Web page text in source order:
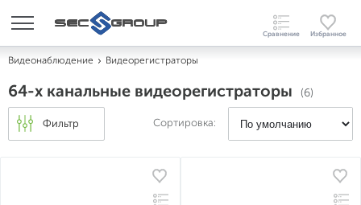
Видеонаблюдение Видеорегистраторы
64-х канальные видеорегистраторы (6)
Фильтр Сортировка: